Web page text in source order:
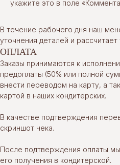
укажите это в поле
В течение рабочего дня наш
уточнения деталей и
ОПЛАТА
Заказы принимаются к
предоплаты (50% или полной
внести переводом на карту, а
картой в наших кондитерских.
В качестве подтверждения
скриншот чека.
После подтверждения оплаты
его получения в кондитерской.